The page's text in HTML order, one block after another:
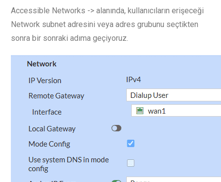
Accessible Networks -> alanında, kullanıcıların erişeceği
Network subnet adresini veya adres grubunu seçtikten
sonra bir sonraki adıma geçiyoruz.